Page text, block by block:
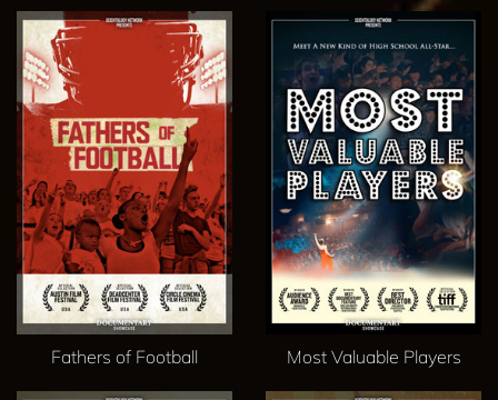
Fathers of Football Most Valuable Players